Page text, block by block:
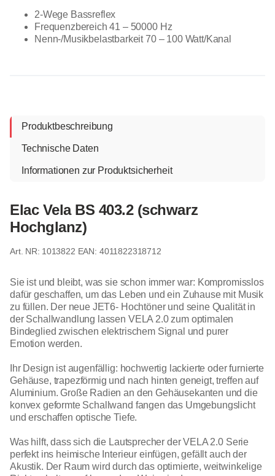
2-Wege Bassreflex
Frequenzbereich 41 – 50000 Hz
Nenn-/Musikbelastbarkeit 70 – 100 Watt/Kanal
Produktbeschreibung
Technische Daten
Informationen zur Produktsicherheit
Elac Vela BS 403.2 (schwarz
Hochglanz)
1013822 EAN: 4011822318712
Sie ist und bleibt, was sie schon immer war: Kompromisslos
dafür geschaffen, um das Leben und ein Zuhause mit Musik
zu füllen. Der neue JET6- Hochtöner und seine Qualität in
der Schallwandlung lassen VELA 2.0 zum optimalen
Bindeglied zwischen elektrischem Signal und purer
Emotion werden.
Ihr Design ist augenfällig: hochwertig lackierte oder furnierte
Gehäuse, trapezförmig und nach hinten geneigt, treffen auf
Aluminium. Große Radien an den Gehäusekanten und die
konvex geformte Schallwand fangen das Umgebungslicht
und erschaffen optische Tiefe.
Was hilft, dass sich die Lautsprecher der VELA 2.0 Serie
perfekt ins heimische Interieur einfügen, gefällt auch der
Akustik. Der Raum wird durch das optimierte, weitwinkelige